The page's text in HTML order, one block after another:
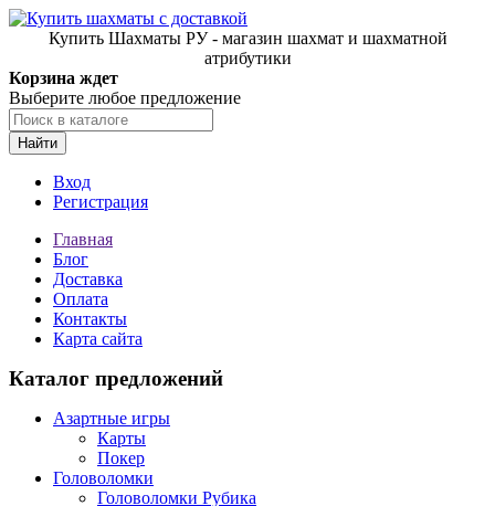
Купить Шахматы РУ - магазин шахмат и шахматной
атрибутики
Корзина ждет
Выберите любое предложение
Найти
Вход
Регистрация
Главная
Блог
Доставка
Оплата
Контакты
Карта сайта
Каталог предложений
Азартные игры
Карты
Покер
Головоломки
Головоломки Рубика